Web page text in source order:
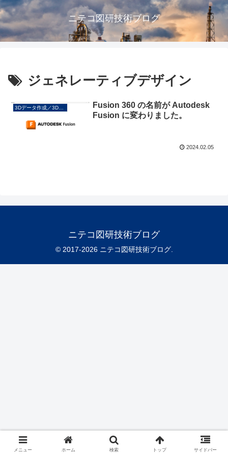
ニテコ図研技術ブログ
ジェネレーティブデザイン
3Dデータ作成／3Dプリント
Fusion 360 の名前が Autodesk
Fusion に変わりました。
2024.02.05
ニテコ図研技術ブログ
© 2017-2026 ニテコ図研技術ブログ.
メニュー ホーム 検索 トップ サイドバー